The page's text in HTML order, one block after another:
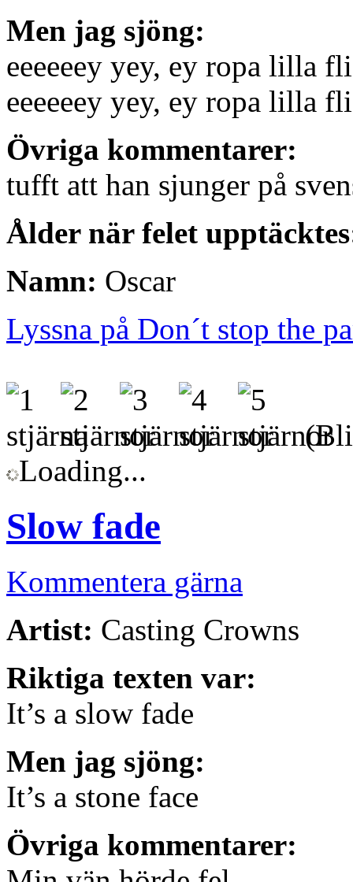
Men jag sjöng:
eeeeeey yey, ey ropa lilla
eeeeeey yey, ey ropa lilla
Övriga kommentarer:
tufft att han sjunger på
Ålder när felet
Namn: Oscar
Lyssna på Don´t stop the
(Bli
Loading...
Slow fade
Kommentera gärna
Artist: Casting Crowns
Riktiga texten var:
It’s a slow fade
Men jag sjöng:
It’s a stone face
Övriga kommentarer: